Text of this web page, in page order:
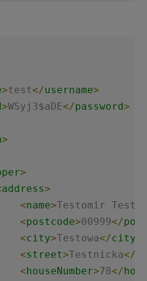
>test</username>
>WSyj3$aDE</password>
>
>
address>
<name>Testomir
<postcode>00999</
<city>Testowa</city
<street>Testnicka</
<houseNumber>78</